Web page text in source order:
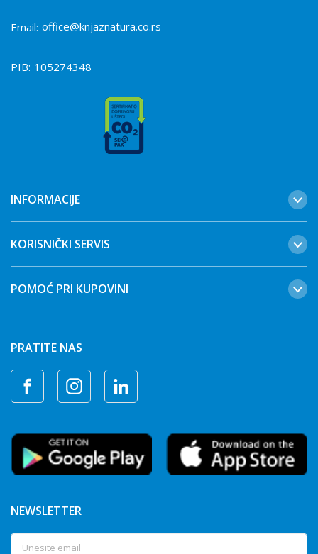
Email: office@knjaznatura.co.rs
PIB: 105274348
INFORMACIJE
KORISNIČKI SERVIS
POMOĆ PRI KUPOVINI
PRATITE NAS
NEWSLETTER